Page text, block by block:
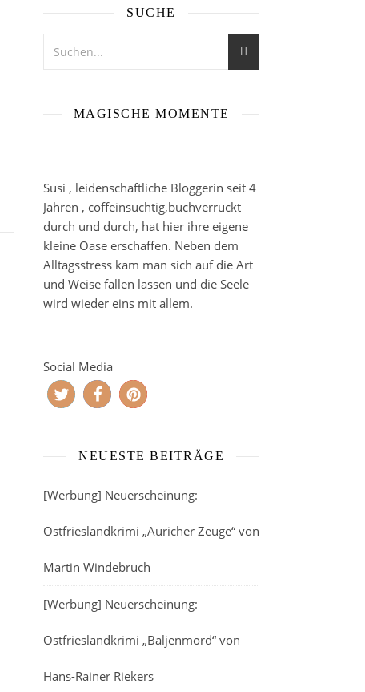
SUCHE
MAGISCHE MOMENTE
Susi , leidenschaftliche Bloggerin seit 4
Jahren , coffeinsüchtig,buchverrückt
durch und durch, hat hier ihre eigene
kleine Oase erschaffen. Neben dem
Alltagsstress kam man sich auf die Art
und Weise fallen lassen und die Seele
wird wieder eins mit allem.
Social Media
NEUESTE BEITRÄGE
[Werbung] Neuerscheinung:
Ostfrieslandkrimi „Auricher Zeuge“ von
Martin Windebruch
[Werbung] Neuerscheinung:
Ostfrieslandkrimi „Baljenmord“ von
Hans-Rainer Riekers